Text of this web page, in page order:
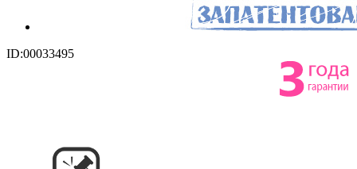
ID:00033495